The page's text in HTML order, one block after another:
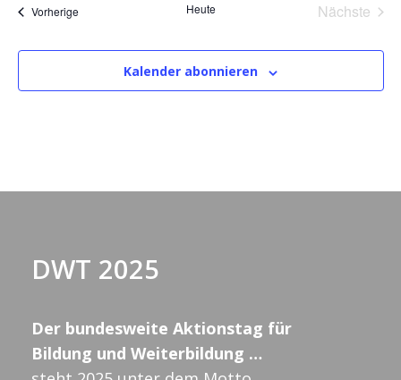
t
m
ä
.
VorherigeVeranstaltungen Heute
Nächste
Kalender abonnieren
DWT 2025
Der bundesweite Aktionstag für
Bildung und Weiterbildung …